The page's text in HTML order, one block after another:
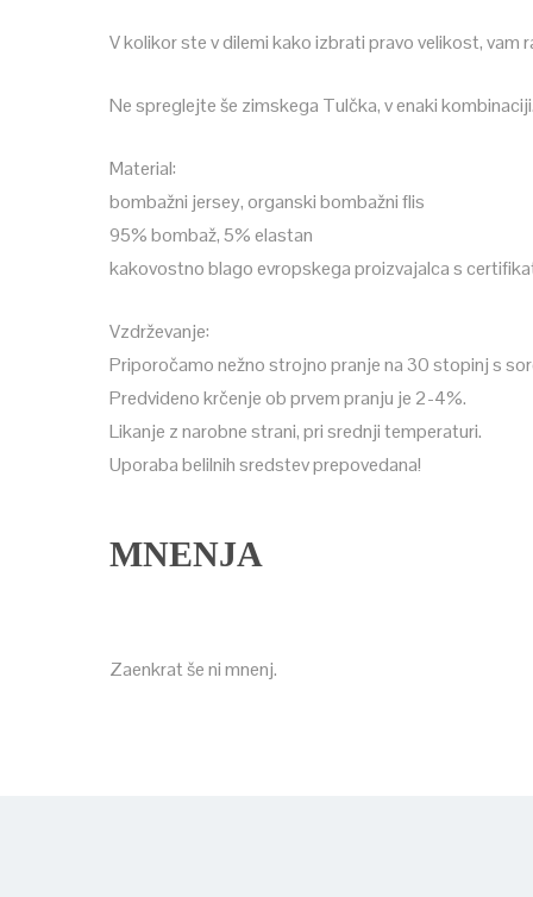
V kolikor ste v dilemi kako izbrati pravo velikost, vam
Ne spreglejte še zimskega Tulčka, v enaki kombinaciji.
Material:
bombažni jersey, organski bombažni flis
95% bombaž, 5% elastan
kakovostno blago evropskega proizvajalca s
Vzdrževanje:
Priporočamo nežno strojno pranje na 30 stopinj s
Predvideno krčenje ob prvem pranju je 2-4%.
Likanje z narobne strani, pri srednji temperaturi.
Uporaba belilnih sredstev prepovedana!
MNENJA
Zaenkrat še ni mnenj.